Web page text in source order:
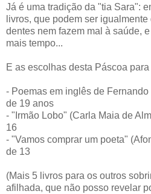
Já é uma tradição da "tia Sara":
livros, que podem ser
dentes nem fazem mal à saúde,
mais tempo...
E as escolhas desta Páscoa
- Poemas em inglês de
de 19 anos
- "Irmão Lobo" (Carla Maia de
16
- "Vamos comprar um poeta"
de 13
(Mais 5 livros para os outros
afilhada, que não posso revelar